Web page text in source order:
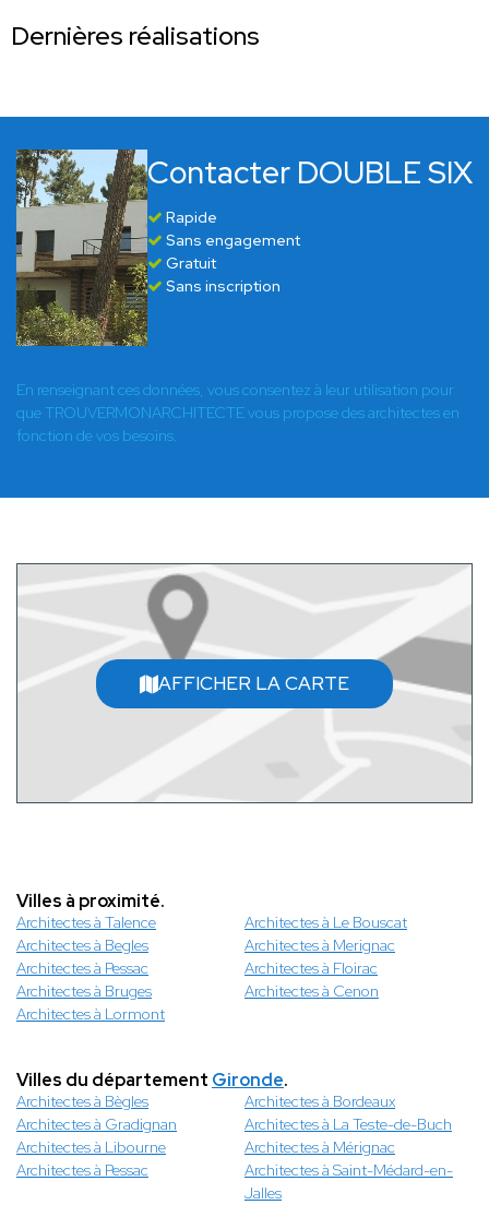
Dernières réalisations
Contacter DOUBLE SIX
Rapide
Sans engagement
Gratuit
Sans inscription
En renseignant ces données, vous consentez à leur utilisation pour
que TROUVERMONARCHITECTE vous propose des architectes en
fonction de vos besoins.
AFFICHER LA CARTE
Villes à proximité.
Architectes à Talence
Architectes à Le Bouscat
Architectes à Begles
Architectes à Merignac
Architectes à Pessac
Architectes à Floirac
Architectes à Bruges
Architectes à Cenon
Architectes à Lormont
Villes du département Gironde.
Architectes à Bègles
Architectes à Bordeaux
Architectes à Gradignan
Architectes à La Teste-de-Buch
Architectes à Libourne
Architectes à Mérignac
Architectes à Pessac
Architectes à Saint-Médard-en-
Jalles